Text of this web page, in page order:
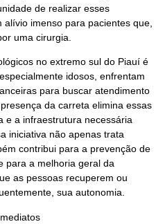
de realizar esses
imenso para pacientes que,
uma cirurgia.
no extremo sul do Piauí é
idosos, enfrentam
para buscar atendimento
da carreta elimina essas
e a infraestrutura necessária
iniciativa não apenas trata
contribui para a prevenção de
para a melhoria geral da
as pessoas recuperem ou
sua autonomia.